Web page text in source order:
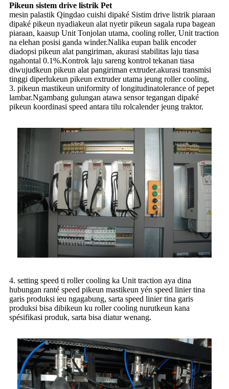
Pikeun sistem drive listrik Pet
mesin palastik Qingdao cuishi dipaké Sistim drive listrik piaraan
dipaké pikeun nyadiakeun alat nyetir pikeun sagala rupa bagean
piaraan, kaasup Unit Tonjolan utama, cooling roller, Unit traction
na elehan posisi ganda winder.Nalika eupan balik encoder
diadopsi pikeun alat pangiriman, akurasi stabilitas laju tiasa
ngahontal 0.1%.Kontrok laju sareng kontrol tekanan tiasa
diwujudkeun pikeun alat pangiriman extruder.akurasi transmisi
tinggi diperlukeun pikeun extruder utama jeung roller cooling,
3. pikeun mastikeun uniformity of longitudinatolerance of pepet
lambar.Ngambang gulungan atawa sensor tegangan dipaké
pikeun koordinasi speed antara tilu rolcalender jeung traktor.
4. setting speed ti roller cooling ka Unit traction aya dina
hubungan ranté speed pikeun mastikeun yén speed linier tina
garis produksi ieu ngagabung, sarta speed linier tina garis
produksi bisa dibikeun ku roller cooling nurutkeun kana
spésifikasi produk, sarta bisa diatur wenang.